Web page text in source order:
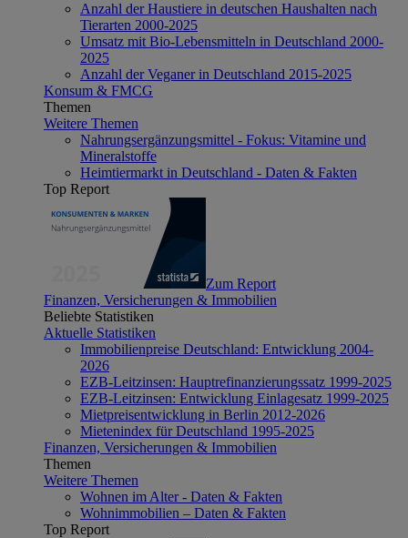
Anzahl der Haustiere in deutschen Haushalten nach
Tierarten 2000-2025
Umsatz mit Bio-Lebensmitteln in Deutschland 2000-
2025
Anzahl der Veganer in Deutschland 2015-2025
Konsum & FMCG
Themen
Weitere Themen
Nahrungsergänzungsmittel - Fokus: Vitamine und
Mineralstoffe
Heimtiermarkt in Deutschland - Daten & Fakten
Top Report
Zum Report
Finanzen, Versicherungen & Immobilien
Beliebte Statistiken
Aktuelle Statistiken
Immobilienpreise Deutschland: Entwicklung 2004-
2026
EZB-Leitzinsen: Hauptrefinanzierungssatz 1999-2025
EZB-Leitzinsen: Entwicklung Einlagesatz 1999-2025
Mietpreisentwicklung in Berlin 2012-2026
Mietenindex für Deutschland 1995-2025
Finanzen, Versicherungen & Immobilien
Themen
Weitere Themen
Wohnen im Alter - Daten & Fakten
Wohnimmobilien – Daten & Fakten
Top Report